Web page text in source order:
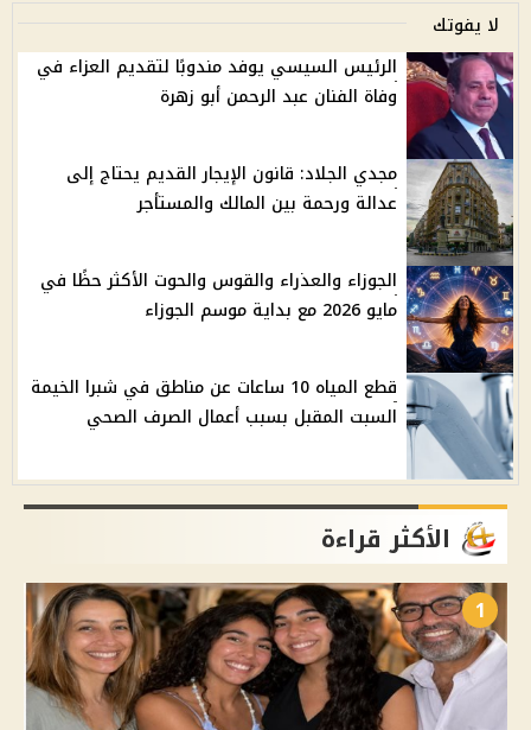
لا يفوتك
الرئيس السيسي يوفد مندوبًا لتقديم العزاء في
وفاة الفنان عبد الرحمن أبو زهرة
مجدي الجلاد: قانون الإيجار القديم يحتاج إلى
عدالة ورحمة بين المالك والمستأجر
الجوزاء والعذراء والقوس والحوت الأكثر حظًا في
مايو 2026 مع بداية موسم الجوزاء
قطع المياه 10 ساعات عن مناطق في شبرا الخيمة
السبت المقبل بسبب أعمال الصرف الصحي
الأكثر قراءة
1